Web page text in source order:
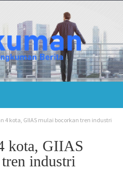
4 kota, GIIAS mulai bocorkan tren industri
kota, GIIAS
industri